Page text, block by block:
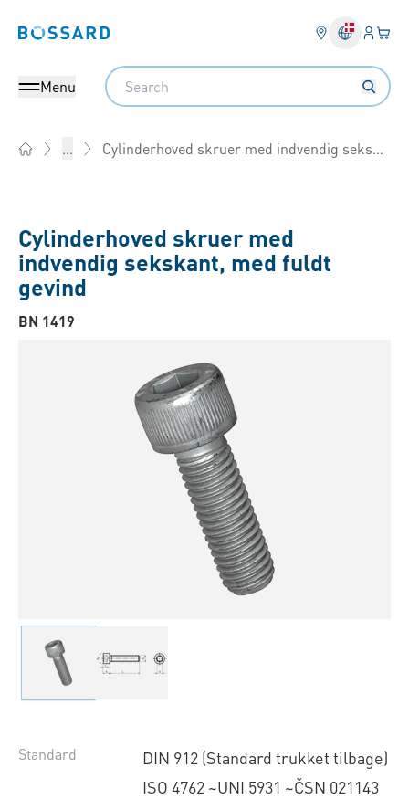
Bossard homepage Log på​
Din
Menu
Search
... Cylinderhoved skruer med indvendig sekskant, med fuldt gevind
Cylinderhoved skruer med
indvendig sekskant, med fuldt
gevind
BN 1419
Standard
DIN 912 (Standard trukket tilbage)
ISO 4762 ~UNI 5931 ~ČSN 021143